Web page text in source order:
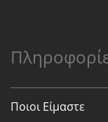
Ποιοι Είμαστε